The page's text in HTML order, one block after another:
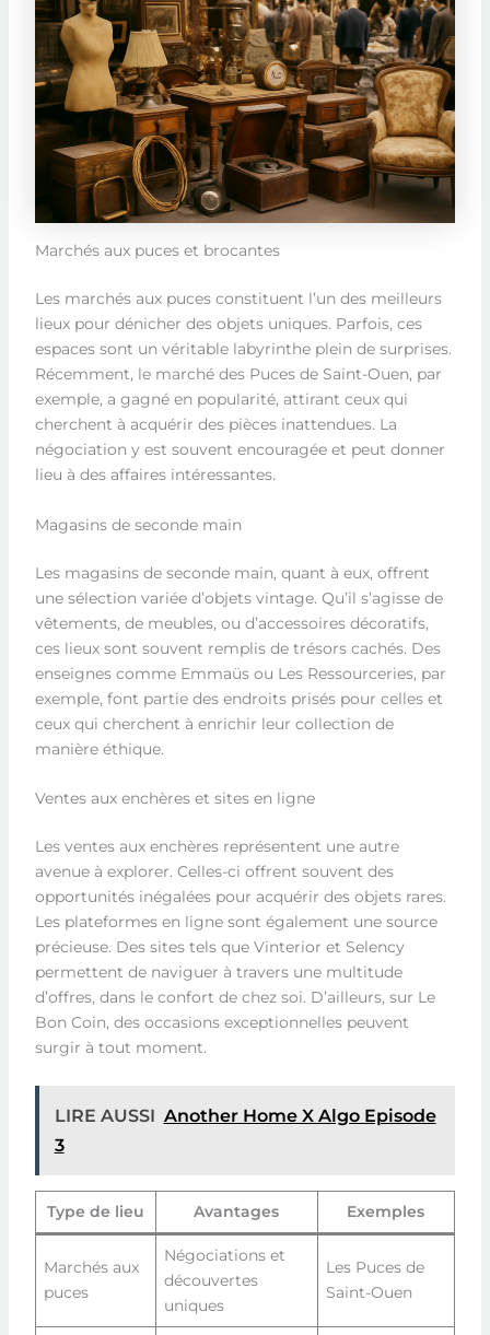
Marchés aux puces et brocantes
Les marchés aux puces constituent l’un des meilleurs
lieux pour dénicher des objets uniques. Parfois, ces
espaces sont un véritable labyrinthe plein de surprises.
Récemment, le marché des Puces de Saint-Ouen, par
exemple, a gagné en popularité, attirant ceux qui
cherchent à acquérir des pièces inattendues. La
négociation y est souvent encouragée et peut donner
lieu à des affaires intéressantes.
Magasins de seconde main
Les magasins de seconde main, quant à eux, offrent
une sélection variée d’objets vintage. Qu’il s’agisse de
vêtements, de meubles, ou d’accessoires décoratifs,
ces lieux sont souvent remplis de trésors cachés. Des
enseignes comme Emmaüs ou Les Ressourceries, par
exemple, font partie des endroits prisés pour celles et
ceux qui cherchent à enrichir leur collection de
manière éthique.
Ventes aux enchères et sites en ligne
Les ventes aux enchères représentent une autre
avenue à explorer. Celles-ci offrent souvent des
opportunités inégalées pour acquérir des objets rares.
Les plateformes en ligne sont également une source
précieuse. Des sites tels que Vinterior et Selency
permettent de naviguer à travers une multitude
d’offres, dans le confort de chez soi. D’ailleurs, sur Le
Bon Coin, des occasions exceptionnelles peuvent
surgir à tout moment.
LIRE AUSSI Another Home X Algo Episode
3
Type de lieu Avantages Exemples
Marchés aux
puces
Négociations et
découvertes
uniques
Les Puces de
Saint-Ouen